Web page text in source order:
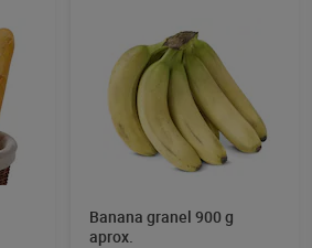
Banana granel 900 g
aprox.